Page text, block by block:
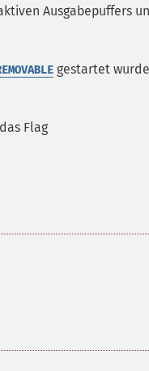
Ausgabepuffers
gestartet
Flag